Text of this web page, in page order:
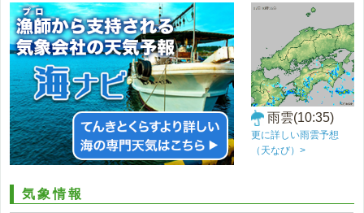
雨雲(10:35)
更に詳しい雨雲予想
（天なび）>
気象情報